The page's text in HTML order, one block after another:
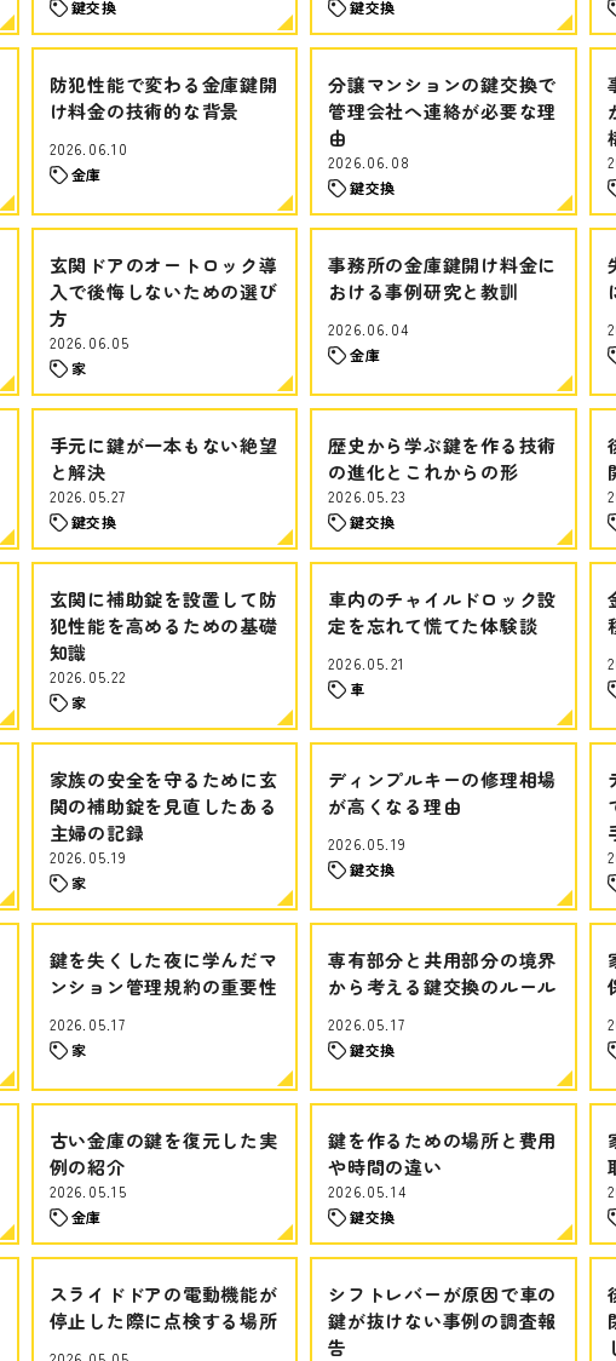
鍵交換
鍵交換
防犯性能で変わる金庫鍵開
け料金の技術的な背景
2026.06.10
金庫
分譲マンションの鍵交換で
管理会社へ連絡が必要な理
由
2026.06.08
鍵交換
玄関ドアのオートロック導
入で後悔しないための選び
方
2026.06.05
家
事務所の金庫鍵開け料金に
おける事例研究と教訓
2026.06.04
金庫
手元に鍵が一本もない絶望
と解決
2026.05.27
鍵交換
歴史から学ぶ鍵を作る技術
の進化とこれからの形
2026.05.23
鍵交換
玄関に補助錠を設置して防
犯性能を高めるための基礎
知識
2026.05.22
家
車内のチャイルドロック設
定を忘れて慌てた体験談
2026.05.21
車
家族の安全を守るために玄
関の補助錠を見直したある
主婦の記録
2026.05.19
家
ディンプルキーの修理相場
が高くなる理由
2026.05.19
鍵交換
鍵を失くした夜に学んだマ
ンション管理規約の重要性
2026.05.17
家
専有部分と共用部分の境界
から考える鍵交換のルール
2026.05.17
鍵交換
古い金庫の鍵を復元した実
例の紹介
2026.05.15
金庫
鍵を作るための場所と費用
や時間の違い
2026.05.14
鍵交換
スライドドアの電動機能が
停止した際に点検する場所
シフトレバーが原因で車の
鍵が抜けない事例の調査報
告